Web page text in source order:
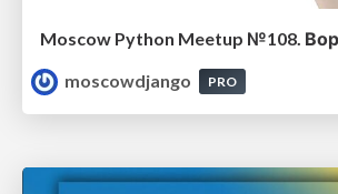
moscowdjango
PRO